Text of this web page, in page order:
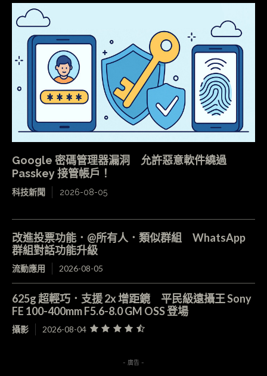
Google 密碼管理器漏洞 允許惡意軟件繞過
Passkey 接管帳戶！
科技新聞 2026-08-05
改進投票功能．@所有人．類似群組 WhatsApp
群組對話功能升級
流動應用 2026-08-05
625g 超輕巧．支援 2x 增距鏡 平民級遠攝王 Sony
FE 100-400mm F5.6-8.0 GM OSS 登場
攝影 2026-08-04
- 廣告 -